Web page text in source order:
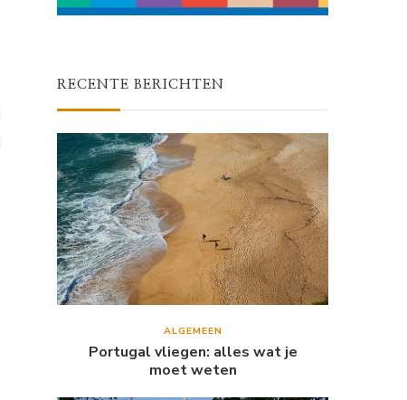
RECENTE BERICHTEN
ALGEMEEN
Portugal vliegen: alles wat je
moet weten